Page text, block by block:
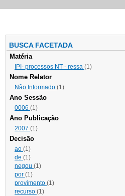
BUSCA FACETADA
Matéria
IPI- processos NT - ressa (1)
Nome Relator
Não Informado (1)
Ano Sessão
0006 (1)
Ano Publicação
2007 (1)
Decisão
ao (1)
de (1)
negou (1)
por (1)
provimento (1)
recurso (1)